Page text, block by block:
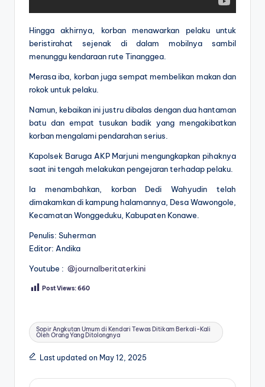
Hingga akhirnya, korban menawarkan pelaku untuk
beristirahat sejenak di dalam mobilnya sambil
menunggu kendaraan rute Tinanggea.
Merasa iba, korban juga sempat membelikan makan dan
rokok untuk pelaku.
Namun, kebaikan ini justru dibalas dengan dua hantaman
batu dan empat tusukan badik yang mengakibatkan
korban mengalami pendarahan serius.
Kapolsek Baruga AKP Marjuni mengungkapkan pihaknya
saat ini tengah melakukan pengejaran terhadap pelaku.
Ia menambahkan, korban Dedi Wahyudin telah
dimakamkan di kampung halamannya, Desa Wawongole,
Kecamatan Wonggeduku, Kabupaten Konawe.
Penulis: Suherman
Editor: Andika
Youtube : @journalberitaterkini
Post Views:660
Tags:
Sopir Angkutan Umum di Kendari Tewas Ditikam Berkali-Kali
Oleh Orang Yang Ditolongnya
Last updated on May 12, 2025